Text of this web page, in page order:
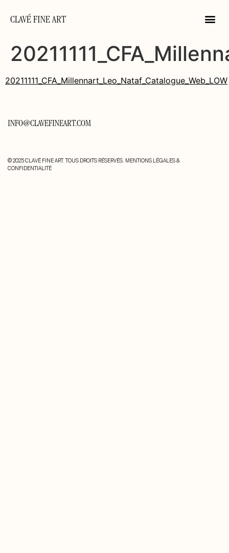
CLAVÉ FINE ART
20211111_CFA_Millennart_Leo_Nataf_Catalogue_Web_LOW
INFO@CLAVEFINEART.COM
© 2025 CLAVÉ FINE ART. TOUS DROITS RÉSERVÉS. MENTIONS LÉGALES &
CONFIDENTIALITÉ